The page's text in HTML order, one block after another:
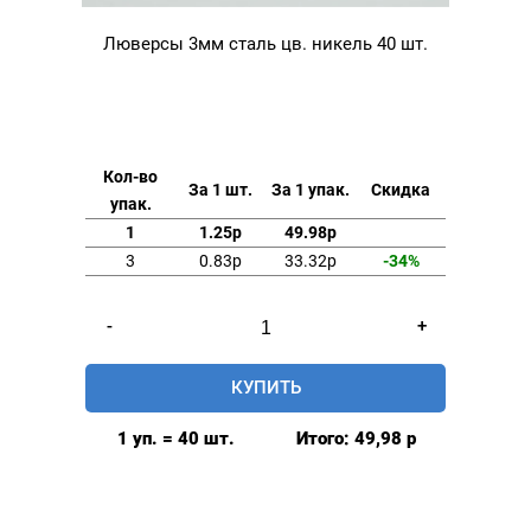
Люверсы 3мм сталь цв. никель 40 шт.
Кол-во
упак.
За 1 шт. За 1 упак. Скидка
1 1.25р
49.98р
3
0.83р 33.32р -34%
-
товара
Люверсы
3мм
+
КУПИТЬ
1 уп. = 40 шт. Итого: 49,98 р